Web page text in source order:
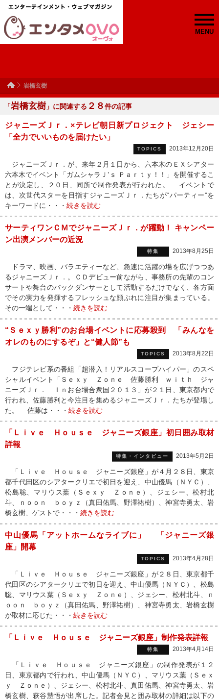
MENU
岩橋玄樹
「岩橋玄樹」に関連する ２８件の記事
ジャニーズＪｒ．×テレビ朝日新プロジェクト ジェシー
「全力でいいものを届けたい」
TOPICS 2013年12月20日
ジャニーズＪｒ．が、来年２月１日から、六本木のＥＸシアター
六本木でイベント「ガムシャラＪ’ｓ Ｐａｒｔｙ！！」を開催するこ
とが決定し、２０日、同所で制作発表が行われた。 イベントで
は、次世代スターを目指すジャニーズＪｒ．たちが“パーティー”を
キーワードに・・・ 続きを読む
サーティワンＣＭでジャニーズＪｒ．が躍動！ キャンペー
ン出演メンバーの近況
特集 2013年8月25日
ドラマ、映画、バラエティーなど、急速に活躍の場を広げつつあ
るジャニーズＪｒ．。ＣＤデビュー前ながら、事務所の先輩のコン
サートや舞台のバックダンサーとして活動するだけでなく、各方面
でその実力を発揮するフレッシュな顔ぶれに注目が集まっている。
その一端として・・・ 続きを読む
“Ｓｅｘｙ勝利”のお台場イベントに応募殺到 「みんなを
オレのものにするぞ」と“健人節”も
TOPICS 2013年8月22日
フジテレビ系の番組「超潜入！リアルスコープハイパー」のスペ
シャルイベント「Ｓｅｘｙ Ｚｏｎｅ 佐藤勝利 ｗｉｔｈ ジャ
ニーズＪｒ． Ｉｎお台場合衆国２０１３」が２１日、東京都内で
行われ、佐藤勝利と今注目を集めるジャニーズＪｒ．たちが登場し
た。 佐藤は・・・ 続きを読む
「Ｌｉｖｅ Ｈｏｕｓｅ ジャニーズ銀座」初日囲み取材
詳報
特集・インタビュー 2013年5月2日
「Ｌｉｖｅ Ｈｏｕｓｅ ジャニーズ銀座」が４月２８日、東京
都千代田区のシアタークリエで初日を迎え、中山優馬（ＮＹＣ）、
松島聡、マリウス葉（Ｓｅｘｙ Ｚｏｎｅ）、ジェシー、松村北
斗、ｎｏｏｎ ｂｏｙｚ（真田佑馬、野澤祐樹）、神宮寺勇太、岩
橋玄樹、ゲストで・・・ 続きを読む
中山優馬「アットホームなライブに」 「ジャニーズ銀
座」開幕
TOPICS 2013年4月28日
「Ｌｉｖｅ Ｈｏｕｓｅ ジャニーズ銀座」が２８日、東京都千
代田区のシアタークリエで初日を迎え、中山優馬（ＮＹＣ）、松島
聡、マリウス葉（Ｓｅｘｙ Ｚｏｎｅ）、ジェシー、松村北斗、ｎ
ｏｏｎ ｂｏｙｚ（真田佑馬、野澤祐樹）、神宮寺勇太、岩橋玄樹
が取材に応じた・・・ 続きを読む
「Ｌｉｖｅ Ｈｏｕｓｅ ジャニーズ銀座」制作発表詳報
特集 2013年4月14日
「Ｌｉｖｅ Ｈｏｕｓｅ ジャニーズ銀座」の制作発表が１２
日、東京都内で行われ、中山優馬（ＮＹＣ）、マリウス葉（Ｓｅｘ
ｙ Ｚｏｎｅ）、ジェシー、松村北斗、真田佑馬、神宮寺勇太、岩
橋玄樹、萩谷慧悟が出席した。記者会見と囲み取材の詳細は以下の